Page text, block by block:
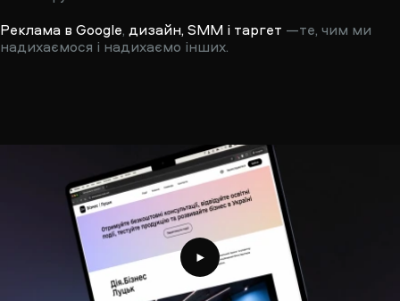
Реклама в Google, дизайн, SMM і таргет —те, чим ми
надихаємося і надихаємо інших.